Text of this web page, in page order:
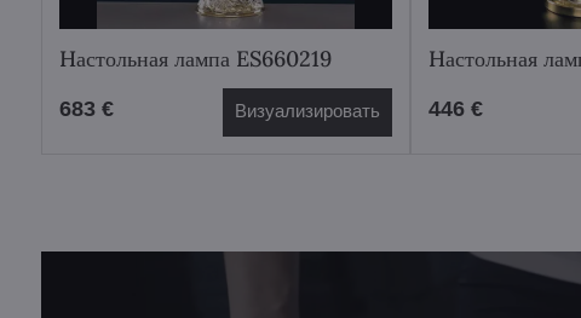
Hастольная лампа ES660219
683 € Визуализировать
Hастольная
446 €